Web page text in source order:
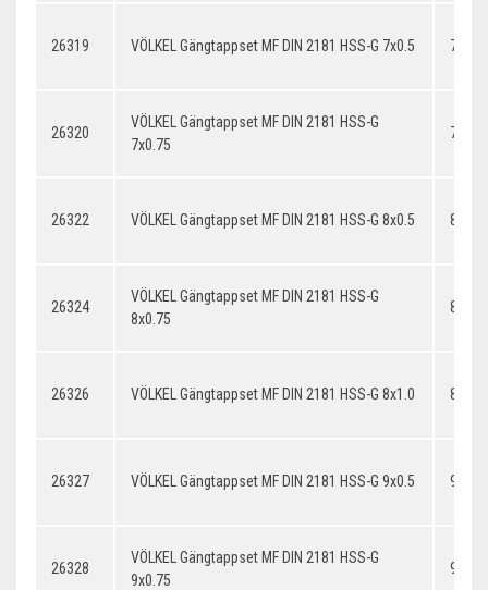
26319 VÖLKEL Gängtappset MF DIN 2181 HSS-G 7x0.5 7x0.5
26320
VÖLKEL Gängtappset MF DIN 2181 HSS-G
7x0.75
26322 VÖLKEL Gängtappset MF DIN 2181 HSS-G 8x0.5 8x0.5
26324
VÖLKEL Gängtappset MF DIN 2181 HSS-G
8x0.75
26326 VÖLKEL Gängtappset MF DIN 2181 HSS-G 8x1.0 8x1.0
26327 VÖLKEL Gängtappset MF DIN 2181 HSS-G 9x0.5 9x0.5
26328
VÖLKEL Gängtappset MF DIN 2181 HSS-G
9x0.75